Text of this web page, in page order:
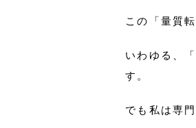
この「量質
いわゆる、
す。
でも私は専